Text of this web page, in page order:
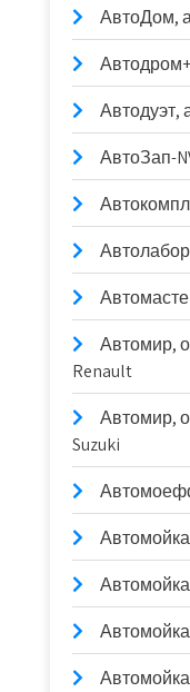
АвтоДом,
Автодуэт,
АвтоЗап-
Автомир,
Renault
Автомир,
Suzuki